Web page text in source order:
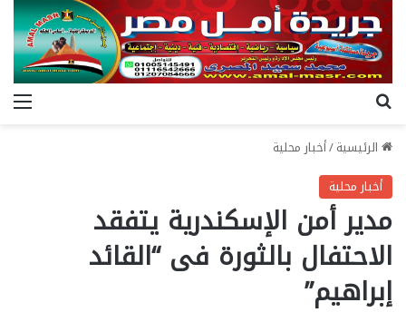
الرئيسية/أخبار محلية
أخبار محلية
مدير أمن الإسكندرية يتفقد
الاحتفال بالثورة فى “القائد
إبراهيم”